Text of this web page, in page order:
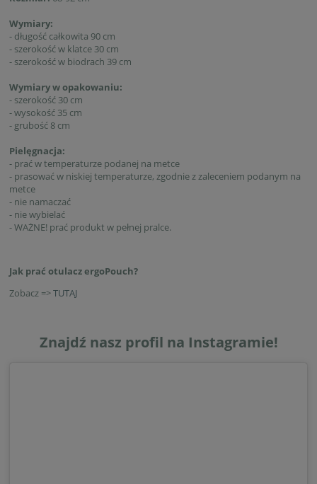
Wymiary:
- długość całkowita 90 cm
- szerokość w klatce 30 cm
- szerokość w biodrach 39 cm
Wymiary w opakowaniu:
- szerokość 30 cm
- wysokość 35 cm
- grubość 8 cm
Pielęgnacja:
- prać w temperaturze podanej na metce
- prasować w niskiej temperaturze, zgodnie z zaleceniem podanym na
metce
- nie namaczać
- nie wybielać
- WAŻNE! prać produkt w pełnej pralce.
Jak prać otulacz ergoPouch?
Zobacz =>TUTAJ
Znajdź nasz profil na Instagramie!